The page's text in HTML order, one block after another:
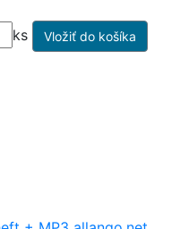
ks